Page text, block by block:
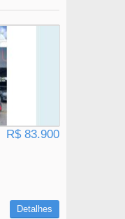
R$ 83.900
Detalhes